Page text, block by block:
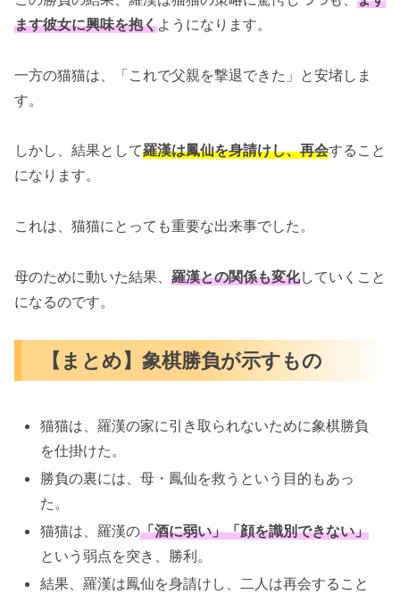
ます彼女に興味を抱くようになります。
一方の猫猫は、「これで父親を撃退できた」と安堵しま
す。
しかし、結果として羅漢は鳳仙を身請けし、再会すること
になります。
これは、猫猫にとっても重要な出来事でした。
母のために動いた結果、 羅漢との関係も変化していくこと
になるのです。
【まとめ】象棋勝負が示すもの
猫猫は、羅漢の家に引き取られないために象棋勝負
を仕掛けた。
勝負の裏には、母・鳳仙を救うという目的もあっ
た。
猫猫は、羅漢の「酒に弱い」「顔を識別できない」
という弱点を突き、勝利。
結果、羅漢は鳳仙を身請けし、二人は再会すること